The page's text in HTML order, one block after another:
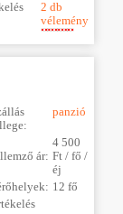
2 db
vélemény
panzió
ár:
4 500
Ft / fő /
éj
12 fő